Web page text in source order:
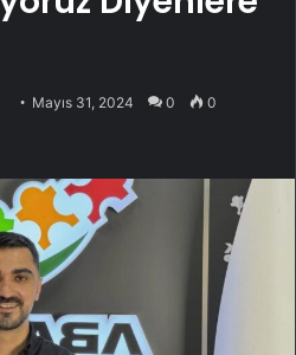
Mayıs 31, 2024 0 0